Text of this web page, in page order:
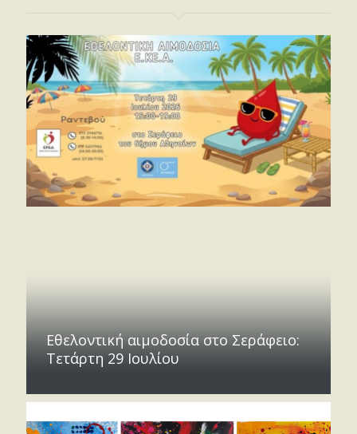
Εθελοντική αιμοδοσία στο Σεράφειο:
Τετάρτη 29 Ιουλίου